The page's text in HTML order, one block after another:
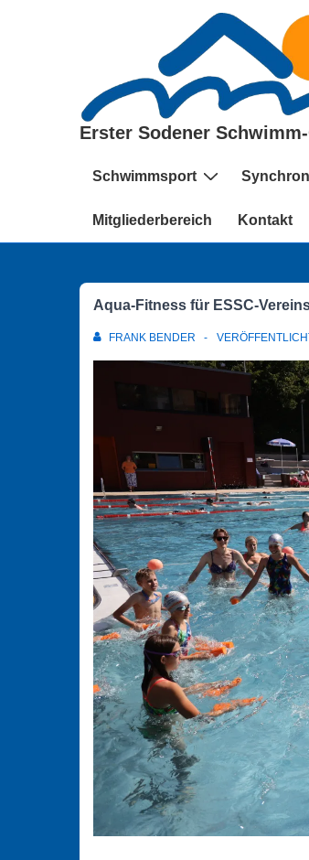
Erster Sodener
Hauptnavigation
Schwimmsport
Mitgliederbereich Kontakt
Aqua-Fitness für ESSC-
FRANK BENDER